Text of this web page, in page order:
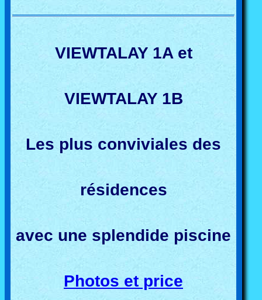
VIEWTALAY 1A et
VIEWTALAY 1B
Les plus conviviales des
résidences
avec une splendide piscine
Photos et price